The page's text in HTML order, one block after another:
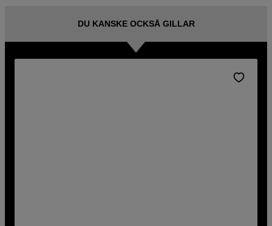
DU KANSKE OCKSÅ GILLAR